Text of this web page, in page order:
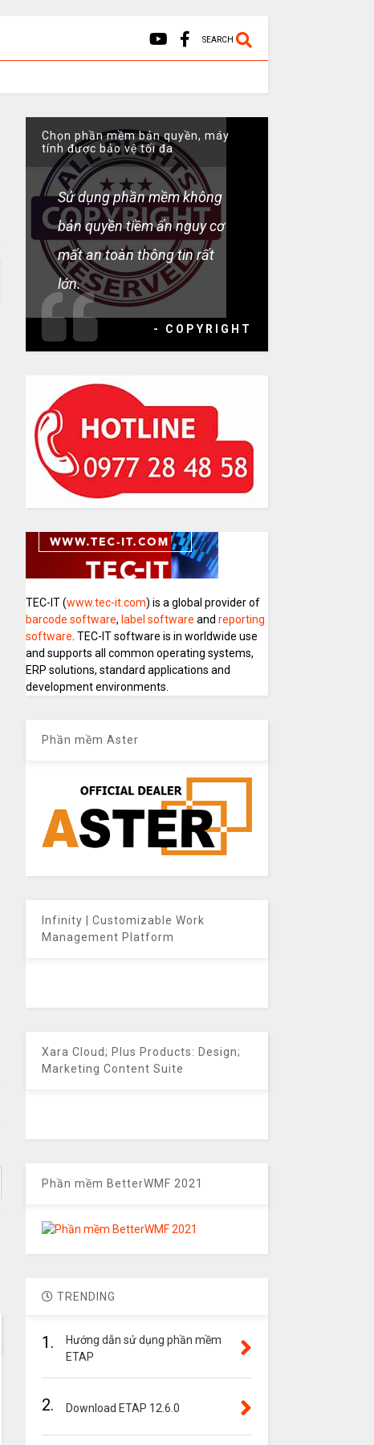
SEARCH
Chọn phần mềm bản quyền, máy
tính được bảo vệ tối đa
Sử dụng phần mềm không
bản quyền tiềm ẩn nguy cơ
mất an toàn thông tin rất
lớn.
- COPYRIGHT
TEC-IT (www.tec-it.com) is a global provider of
barcode software, label software and reporting
software . TEC-IT software is in worldwide use
and supports all common operating systems,
ERP solutions, standard applications and
development environments.
Phần mềm Aster
Infinity | Customizable Work
Management Platform
Xara Cloud; Plus Products: Design;
Marketing Content Suite
Phần mềm BetterWMF 2021
TRENDING
1.
Hướng dẫn sử dụng phần mềm
ETAP
2. Download ETAP 12.6.0